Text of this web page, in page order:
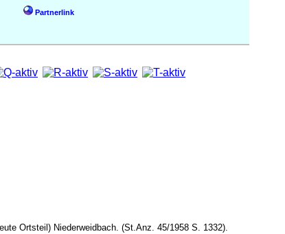
Partnerlink
Ortsteil) Niederweidbach. (St.Anz. 45/1958 S. 1332).